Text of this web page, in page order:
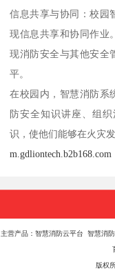
信息共享与协同：校园
现信息共享和协同作业
现消防安全与其他安全
平。
在校园内，智慧消防系
防安全知识讲座、组
识，使他们能够在火灾
m.gdliontech.b2b168.com
主营产品：智慧消防云平台 智慧消
版权